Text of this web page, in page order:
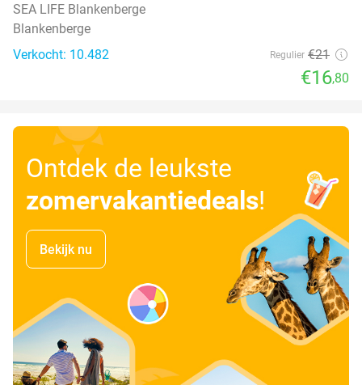
SEA LIFE Blankenberge
Blankenberge
Verkocht: 10.482
Regulier €21
€16,80
Ontdek de leukste
zomervakantiedeals!
Bekijk nu